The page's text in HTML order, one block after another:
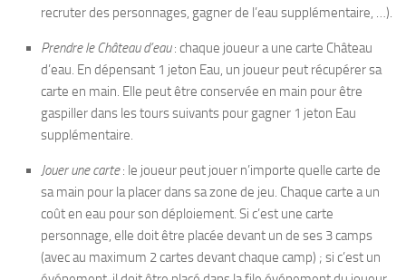
recruter des personnages, gagner de l’eau supplémentaire, …).
Prendre le Château d’eau: chaque joueur a une carte Château
d’eau. En dépensant 1 jeton Eau, un joueur peut récupérer sa
carte en main. Elle peut être conservée en main pour être
gaspiller dans les tours suivants pour gagner 1 jeton Eau
supplémentaire.
Jouer une carte: le joueur peut jouer n’importe quelle carte de
sa main pour la placer dans sa zone de jeu. Chaque carte a un
coût en eau pour son déploiement. Si c’est une carte
personnage, elle doit être placée devant un de ses 3 camps
(avec au maximum 2 cartes devant chaque camp) ; si c’est un